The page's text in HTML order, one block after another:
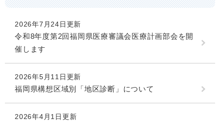
2026年7月24日更新
令和8年度第2回福岡県医療審議会医療計画部会を開
催します
2026年5月11日更新
福岡県構想区域別「地区診断」について
2026年4月1日更新